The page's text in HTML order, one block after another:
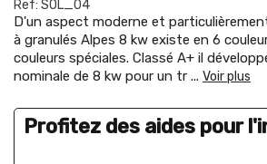
Ref: SOL_04
D'un aspect moderne et
à granulés Alpes 8 kw existe en 6
couleurs spéciales. Classé A+ il
nominale de 8 kw pour un tr ... Voir plus
Profitez des aides pour